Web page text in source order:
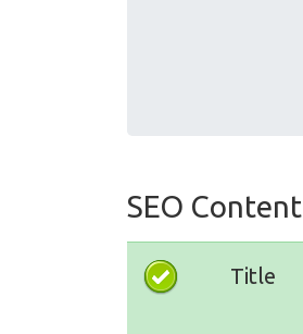
SEO Content
Title